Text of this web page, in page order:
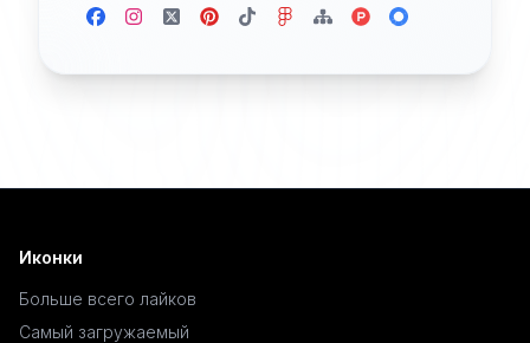
Иконки
Больше всего лайков
Самый загружаемый